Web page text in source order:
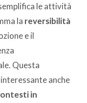
le attività
la reversibilità
e il
Questa
anche
in